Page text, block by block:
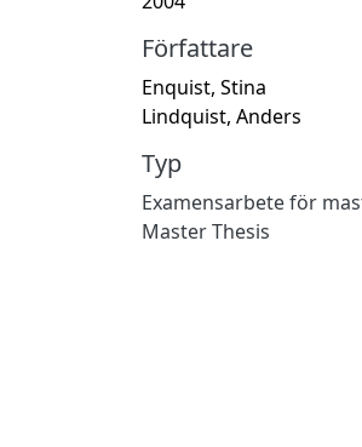
Författare
Enquist, Stina
Lindquist, Anders
Typ
Examensarbete för
Master Thesis